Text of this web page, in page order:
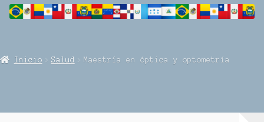
CAMPUS
Inicio Salud Maestría en óptica y optometría